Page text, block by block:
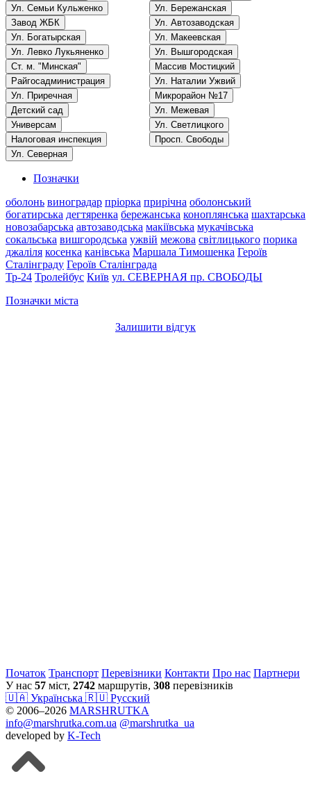
Ул. Семьи Кульженко
Завод ЖБК
Ул. Богатырская
Ул. Левко Лукьяненко
Ст. м. "Минская"
Райгосадминистрация
Ул. Приречная
Детский сад
Универсам
Налоговая инспекция
Ул. Северная
Ул. Бережанская
Ул. Автозаводская
Ул. Макеевская
Ул. Вышгородская
Массив Мостицкий
Ул. Наталии Ужвий
Микрорайон №17
Ул. Межевая
Ул. Светлицкого
Просп. Свободы
Позначки
оболонь виноградар пріорка прирічна оболонський
богатирська дегтяренка бережанська коноплянська шахтарська
новозабарська автозаводська макіївська мукачівська
сокальська вишгородська ужвій межова світлицького порика
джаліля косенка канівська Маршала Тимошенка Героїв
Сталінграду Героїв Сталінграда
Тр-24 Тролейбус Київ ул. СЕВЕРНАЯ пр. СВОБОДЫ
Позначки міста
Залишити відгук
Початок Транспорт Перевiзники Контакти Про нас Партнери
У нас 57 міст, 2742 маршрутів, 308 перевізників
🇺🇦 Українська 🇷🇺 Русский
© 2006–2026 MARSHRUTKA
info@marshrutka.com.ua @marshrutka_ua
developed by K-Tech